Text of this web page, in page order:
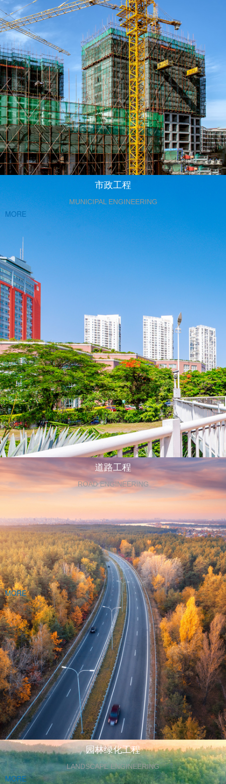
市政工程
MUNICIPAL ENGINEERING
MORE
道路工程
ROAD ENGINEERING
MORE
园林绿化工程
LANDSCAPE ENGINEERING
MORE